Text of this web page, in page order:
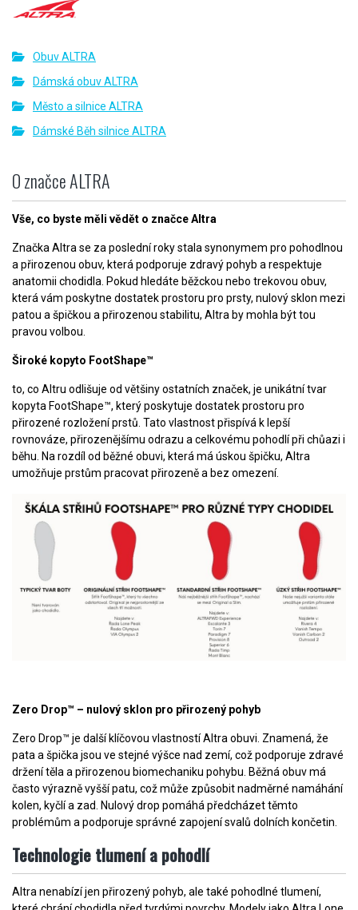
Obuv ALTRA
Dámská obuv ALTRA
Město a silnice ALTRA
Dámské Běh silnice ALTRA
O značce ALTRA
Vše, co byste měli vědět o značce Altra
Značka Altra se za poslední roky stala synonymem pro pohodlnou
a přirozenou obuv, která podporuje zdravý pohyb a respektuje
anatomii chodidla. Pokud hledáte běžckou nebo trekovou obuv,
která vám poskytne dostatek prostoru pro prsty, nulový sklon mezi
patou a špičkou a přirozenou stabilitu, Altra by mohla být tou
pravou volbou.
Široké kopyto FootShape™
to, co Altru odlišuje od většiny ostatních značek, je unikátní tvar
kopyta FootShape™, který poskytuje dostatek prostoru pro
přirozené rozložení prstů. Tato vlastnost přispívá k lepší
rovnováze, přirozenějšímu odrazu a celkovému pohodlí při chůazi i
běhu. Na rozdíl od běžné obuvi, která má úskou špičku, Altra
umožňuje prstům pracovat přirozeně a bez omezení.
Zero Drop™ – nulový sklon pro přirozený pohyb
Zero Drop™ je další klíčovou vlastností Altra obuvi. Znamená, že
pata a špička jsou ve stejné výšce nad zemí, což podporuje zdravé
držení těla a přirozenou biomechaniku pohybu. Běžná obuv má
často výrazně vyšší patu, což může způsobit nadměrné namáhání
kolen, kyčlí a zad. Nulový drop pomáhá předcházet těmto
problémům a podporuje správné zapojení svalů dolních končetin.
Technologie tlumení a pohodlí
Altra nenabízí jen přirozený pohyb, ale také pohodlné tlumení,